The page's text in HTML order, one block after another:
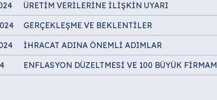
ÜRETİM VERİLERİNE İLİŞKİN UYARI
GERÇEKLEŞME VE BEKLENTİLER
İHRACAT ADINA ÖNEMLİ ADIMLAR
ENFLASYON DÜZELTMESİ VE 100 BÜYÜK